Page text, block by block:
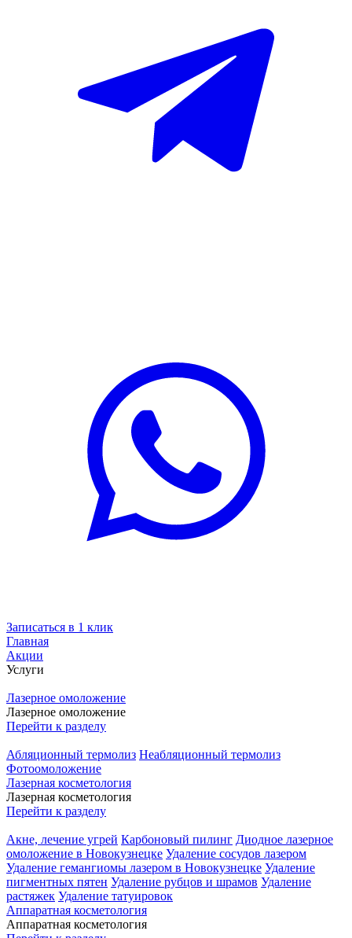
Записаться в 1 клик
Главная
Акции
Услуги
Лазерное омоложение
Лазерное омоложение
Перейти к разделу
Абляционный термолиз Неабляционный термолиз
Фотоомоложение
Лазерная косметология
Лазерная косметология
Перейти к разделу
Акне, лечение угрей Карбоновый пилинг Диодное лазерное
омоложение в Новокузнецке Удаление сосудов лазером
Удаление гемангиомы лазером в Новокузнецке Удаление
пигментных пятен Удаление рубцов и шрамов Удаление
растяжек Удаление татуировок
Аппаратная косметология
Аппаратная косметология